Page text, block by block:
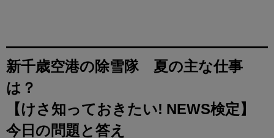
新千歳空港の除雪隊 夏の主な仕事
は？
【けさ知っておきたい! NEWS検定】
今日の問題と答え